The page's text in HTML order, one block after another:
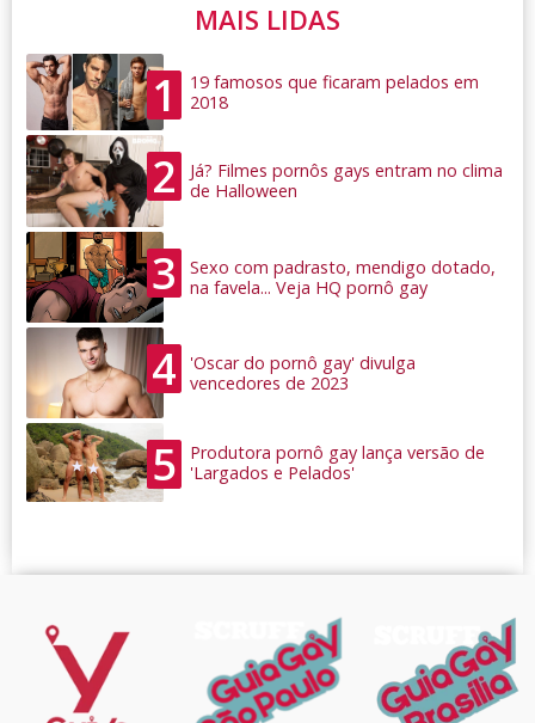
MAIS LIDAS
1
19 famosos que ficaram pelados em
2018
2
Já? Filmes pornôs gays entram no clima
de Halloween
3
Sexo com padrasto, mendigo dotado,
na favela... Veja HQ pornô gay
4
'Oscar do pornô gay' divulga
vencedores de 2023
5
Produtora pornô gay lança versão de
'Largados e Pelados'